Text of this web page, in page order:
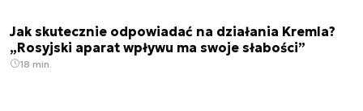
Jak skutecznie odpowiadać na działania Kremla?
„Rosyjski aparat wpływu ma swoje słabości”
18 min.